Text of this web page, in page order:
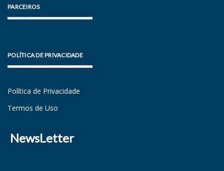
PARCEIROS
POLÍTICA DE PRIVACIDADE
Política de Privacidade
Termos de Uso
NewsLetter